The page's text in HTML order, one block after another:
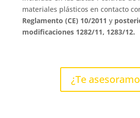
materiales plásticos en contacto
Reglamento (CE) 10/2011 y
modificaciones 1282/11, 1283/12.
¿Te